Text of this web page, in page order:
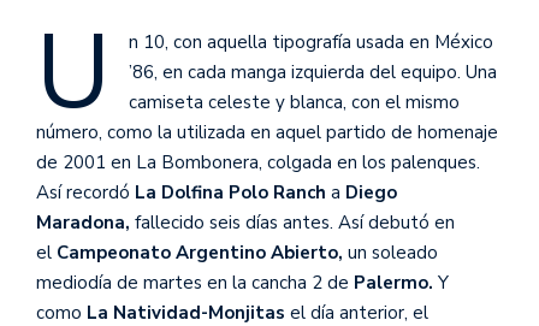
U
n 10, con aquella tipografía usada en México
’86, en cada manga izquierda del equipo. Una
camiseta celeste y blanca, con el mismo
número, como la utilizada en aquel partido de homenaje
de 2001 en La Bombonera, colgada en los palenques.
Así recordó La Dolfina Polo Ranch a Diego
Maradona, fallecido seis días antes. Así debutó en
el Campeonato Argentino Abierto, un soleado
mediodía de martes en la cancha 2 de Palermo. Y
como La Natividad-Monjitas el día anterior, el